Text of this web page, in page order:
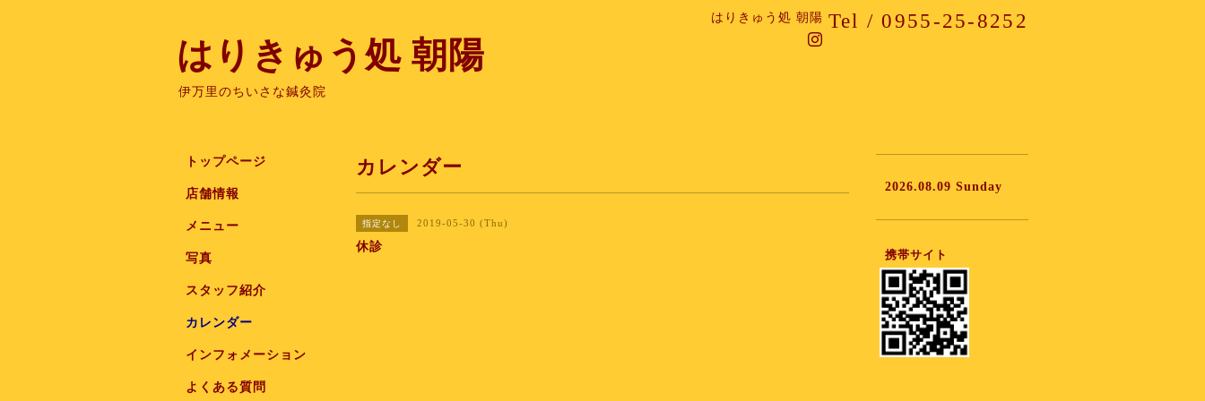
はりきゅう処 朝陽 Tel / 0955-25-8252
はりきゅう処 朝陽
伊万里のちいさな鍼灸院
カレンダー
指定なし 2019-05-30 (Thu)
休診
トップページ
店舗情報
メニュー
写真
スタッフ紹介
カレンダー
インフォメーション
よくある質問
2026.08.09 Sunday
携帯サイト